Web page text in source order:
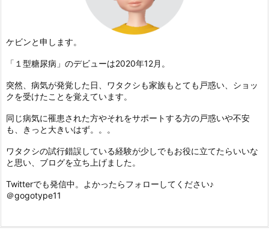
ケビンと申します。
「１型糖尿病」のデビューは2020年12月。
突然、病気が発覚した日、ワタクシも家族もとても戸惑い、ショッ
クを受けたことを覚えています。
同じ病気に罹患された方やそれをサポートする方の戸惑いや不安
も、きっと大きいはず。。。
ワタクシの試行錯誤している経験が少しでもお役に立てたらいいな
と思い、ブログを立ち上げました。
Twitterでも発信中。よかったらフォローしてください♪
＠gogotype11